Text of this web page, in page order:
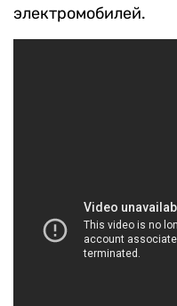
электромобилей.